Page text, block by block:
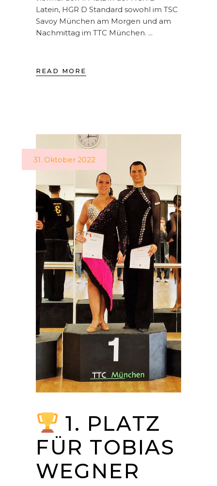
Latein, HGR D Standard sowohl im TSC
Savoy München am Morgen und am
Nachmittag im TTC München.
READ MORE
31. Oktober 2022
1. PLATZ
FÜR TOBIAS
WEGNER